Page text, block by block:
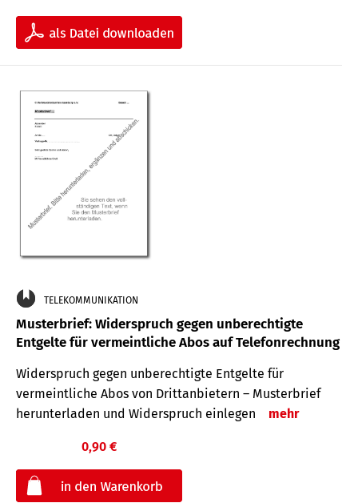
TELEKOMMUNIKATION
Musterbrief: Widerspruch gegen unberechtigte
Entgelte für vermeintliche Abos auf Telefonrechnung
Widerspruch gegen unberechtigte Entgelte für
vermeintliche Abos von Drittanbietern – Musterbrief
herunterladen und Widerspruch einlegen
mehr
0,90 €